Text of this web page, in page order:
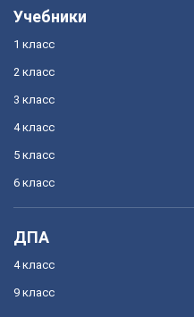
Учебники
1 класс
2 класс
3 класс
4 класс
5 класс
6 класс
ДПА
4 класс
9 класс